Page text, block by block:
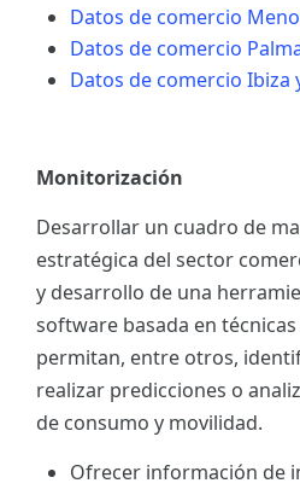
Datos de comercio
Datos de comercio
Datos de comercio Ibiza
Monitorización
Desarrollar un cuadro de
estratégica del sector
y desarrollo de una
software basada en
permitan, entre otros,
realizar predicciones o
de consumo y movilidad.
Ofrecer información de